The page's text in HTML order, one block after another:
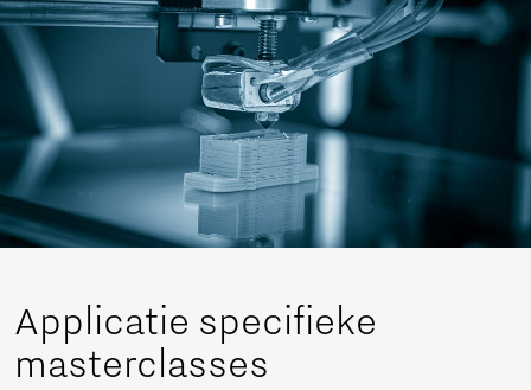
Applicatie specifieke
masterclasses